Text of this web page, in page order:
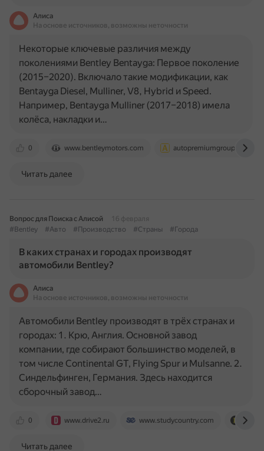
Алиса
На основе источников, возможны неточности
0 www.bentleymotors.com autopremiumgroup.ru
Некоторые ключевые различия между
поколениями Bentley Bentayga: Первое поколение
(2015–2020). Включало такие модификации, как
Bentayga Diesel, Mulliner, V8, Hybrid и Speed.
Например, Bentayga Mulliner (2017–2018) имела
колёса, накладки и…
Читать далее
Вопрос для Поиска с Алисой
16 февраля
#Bentley
#Авто #Производство #Страны #Города
В каких странах и городах производят
автомобили Bentley?
Алиса
На основе источников, возможны неточности
0 www.drive2.ru www.studycountry.com
Автомобили Bentley производят в трёх странах и
городах: 1. Крю, Англия. Основной завод
компании, где собирают большинство моделей, в
том числе Continental GT, Flying Spur и Mulsanne. 2.
Синдельфинген, Германия. Здесь находится
сборочный завод…
Читать далее